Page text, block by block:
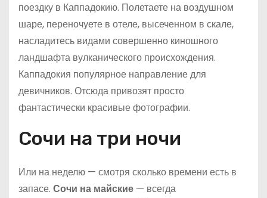
поездку в Каппадокию. Полетаете на воздушном
шаре, переночуете в отеле, высеченном в скале,
насладитесь видами совершенно киношного
ландшафта вулканического происхождения.
Каппадокия популярное направление для
девичников. Отсюда привозят просто
фантастически красивые фотографии.
Сочи на три ночи
Или на неделю — смотря сколько времени есть в
запасе. Сочи на майские — всегда